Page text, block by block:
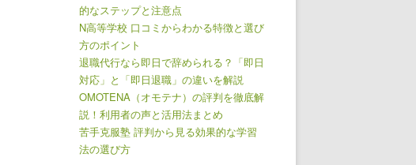
的なステップと注意点
N高等学校 口コミからわかる特徴と選び
方のポイント
退職代行なら即日で辞められる？「即日
対応」と「即日退職」の違いを解説
OMOTENA（オモテナ）の評判を徹底解
説！利用者の声と活用法まとめ
苦手克服塾 評判から見る効果的な学習
法の選び方